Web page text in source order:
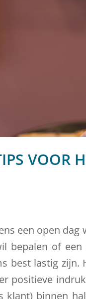
VOOR
een open dag
bepalen of
best lastig zijn.
positieve
klant) binnen